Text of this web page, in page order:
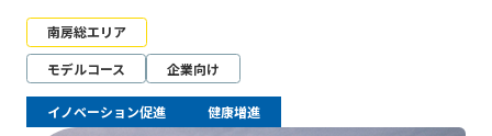
南房総エリア
モデルコース
企業向け
イノベーション促進 健康増進